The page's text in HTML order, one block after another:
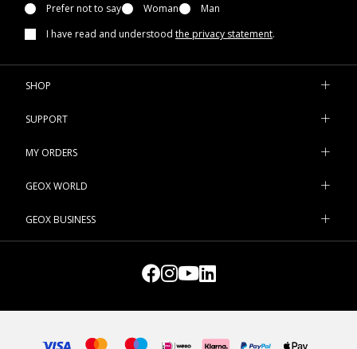
Prefer not to say Woman
Man
I have read and understood the privacy statement.
SHOP
SUPPORT
MY ORDERS
GEOX WORLD
GEOX BUSINESS